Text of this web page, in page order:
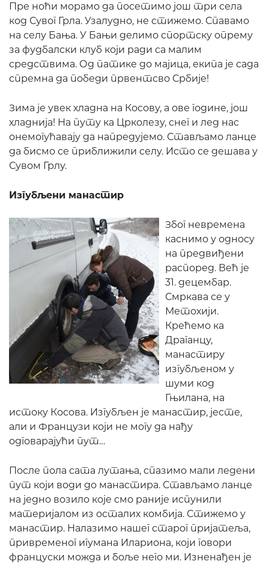
Пре ноћи морамо да посетимо још три села
код Сувог Грла. Узалудно, не стижемо. Спавамо
на селу Бања. У Бањи делимо спортску опрему
за фудбалски клуб који ради са малим
средствима. Од патике до мајица, екипа је сада
спремна да победи првентсво Србије!
Зима је увек хладна на Косову, а ове године, још
хладнија! На путу ка Црколезу, снег и лед нас
онемогућавају да напредујемо. Стављамо ланце
да бисмо се приближили селу. Исто се дешава у
Сувом Грлу.
Изгубљени манастир
Због невремена
каснимо у односу
на предвиђени
распоред. Већ је
31. децембар.
Смркава се у
Метохији.
Крећемо ка
Драганцу,
манастиру
изгубљеном у
шуми код
Гњилана, на
истоку Косова. Изгубљен је манастир, јесте,
али и Французи који не могу да нађу
одговарајући пут…
После пола сата лутања, спазимо мали ледени
пут који води до манастира. Стављамо ланце
на једно возило које смо раније испунили
материјалом из осталих комбија. Стижемо у
манастир. Налазимо нашег старог пријатеља,
привременог игумана Илариона, који говори
француски можда и боље него ми. Изненађен је